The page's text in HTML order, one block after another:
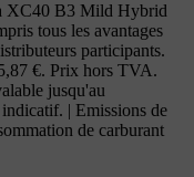
XC40 B3 Mild Hybrid
tous les avantages
participants.
€. Prix hors TVA.
jusqu'au
| Emissions de
de carburant